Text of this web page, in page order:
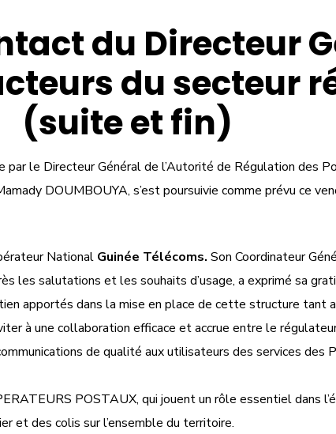
du Directeur
du secteur
(suite et fin)
par le Directeur Général de l’Autorité de Régulation des
DOUMBOUYA, s’est poursuivie comme prévu ce
National Guinée Télécoms. Son Coordinateur
les salutations et les souhaits d’usage, a exprimé sa
apportés dans la mise en place de cette structure tant
à une collaboration efficace et accrue entre le
de qualité aux utilisateurs des services des
POSTAUX, qui jouent un rôle essentiel dans
et des colis sur l’ensemble du territoire.